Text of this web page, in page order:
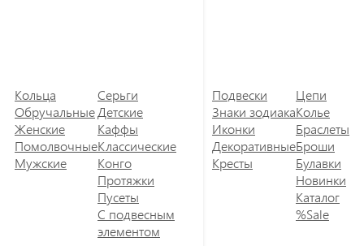
Кольца
Обручальные
Женские
Помолвочные
Мужские
Серьги
Детские
Каффы
Классические
Конго
Протяжки
Пусеты
С подвесным
элементом
Подвески
Знаки зодиака
Иконки
Декоративные
Кресты
Цепи
Колье
Браслеты
Броши
Булавки
Новинки
Каталог
%Sale